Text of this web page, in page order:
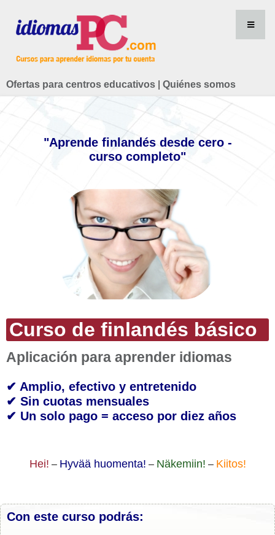
Ofertas para centros educativos Quiénes somos
"Aprende finlandés desde cero -
curso completo"
Curso de finlandés básico
Aplicación para aprender idiomas
✔ Amplio, efectivo y entretenido
✔ Sin cuotas mensuales
✔ Un solo pago = acceso por diez años
Hei! – Hyvää huomenta! – Näkemiin! – Kiitos!
Con este curso podrás: